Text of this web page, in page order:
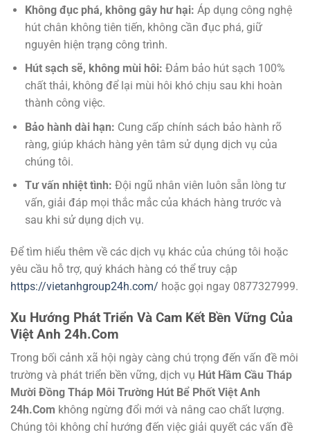
Không đục phá, không gây hư hại: Áp dụng công nghệ
hút chân không tiên tiến, không cần đục phá, giữ
nguyên hiện trạng công trình.
Hút sạch sẽ, không mùi hôi: Đảm bảo hút sạch 100%
chất thải, không để lại mùi hôi khó chịu sau khi hoàn
thành công việc.
Bảo hành dài hạn: Cung cấp chính sách bảo hành rõ
ràng, giúp khách hàng yên tâm sử dụng dịch vụ của
chúng tôi.
Tư vấn nhiệt tình: Đội ngũ nhân viên luôn sẵn lòng tư
vấn, giải đáp mọi thắc mắc của khách hàng trước và
sau khi sử dụng dịch vụ.
Để tìm hiểu thêm về các dịch vụ khác của chúng tôi hoặc
yêu cầu hỗ trợ, quý khách hàng có thể truy cập
https://vietanhgroup24h.com/ hoặc gọi ngay 0877327999.
Xu Hướng Phát Triển Và Cam Kết Bền Vững Của
Việt Anh 24h.Com
Trong bối cảnh xã hội ngày càng chú trọng đến vấn đề môi
trường và phát triển bền vững, dịch vụ Hút Hầm Cầu Tháp
Mười Đồng Tháp Môi Trường Hút Bể Phốt Việt Anh
24h.Com không ngừng đổi mới và nâng cao chất lượng.
Chúng tôi không chỉ hướng đến việc giải quyết các vấn đề